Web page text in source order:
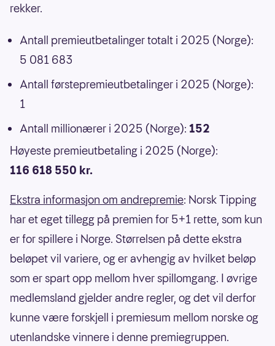
rekker.
Antall premieutbetalinger totalt i 2025 (Norge):
5 081 683
Antall førstepremieutbetalinger i 2025 (Norge):
1
Antall millionærer i 2025 (Norge): 152
Høyeste premieutbetaling i 2025 (Norge):
116 618 550 kr.
Ekstra informasjon om andrepremie: Norsk Tipping
har et eget tillegg på premien for 5+1 rette, som kun
er for spillere i Norge. Størrelsen på dette ekstra
beløpet vil variere, og er avhengig av hvilket beløp
som er spart opp mellom hver spillomgang. I øvrige
medlemsland gjelder andre regler, og det vil derfor
kunne være forskjell i premiesum mellom norske og
utenlandske vinnere i denne premiegruppen.